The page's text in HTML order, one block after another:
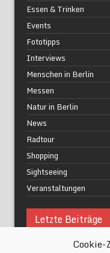
Cookie-
Essen & Trinken
Events
Fototipps
Interviews
Menschen in Berlin
Messen
Natur in Berlin
News
Radtour
Shopping
Sightseeing
Veranstaltungen
Letzte Beiträge
Was macht urbane